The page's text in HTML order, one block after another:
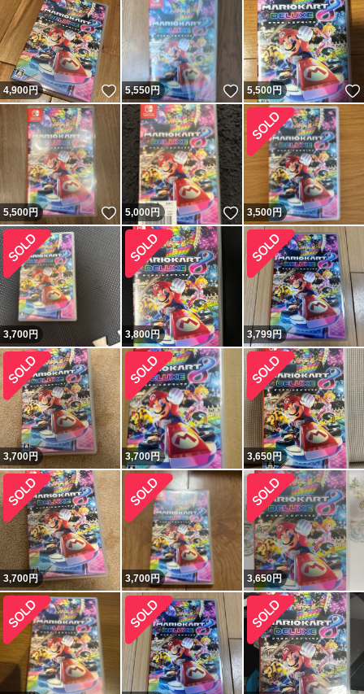
4,900円 いいね！
5,550円 いいね！
5,500円
5,500円 いいね！
5,000 円 いいね！
3,500円
3,700円 3,800円 3,799円
3,700円 3,700円 3,650円
3,700円 3,700円 3,650円